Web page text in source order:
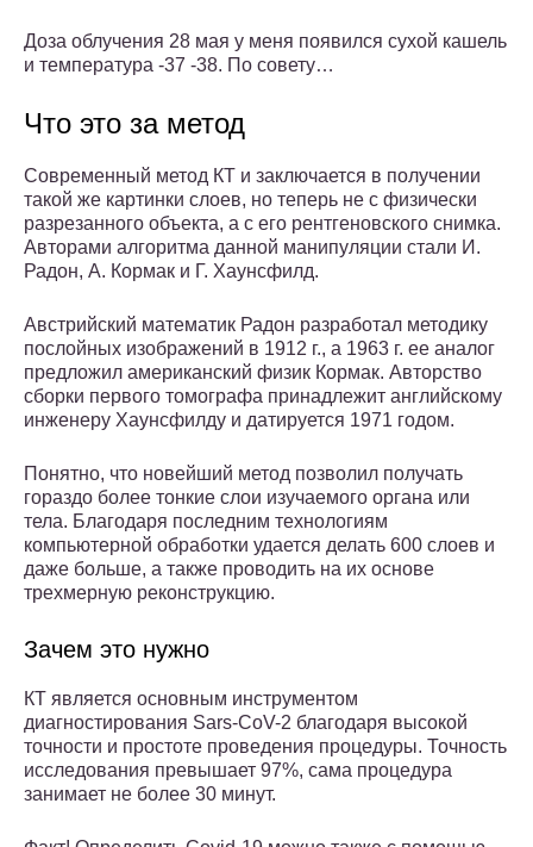
Доза облучения 28 мая у меня появился сухой кашель
и температура -37 -38. По совету…
Что это за метод
Современный метод КТ и заключается в получении
такой же картинки слоев, но теперь не с физически
разрезанного объекта, а с его рентгеновского снимка.
Авторами алгоритма данной манипуляции стали И.
Радон, А. Кормак и Г. Хаунсфилд.
Австрийский математик Радон разработал методику
послойных изображений в 1912 г., а 1963 г. ее аналог
предложил американский физик Кормак. Авторство
сборки первого томографа принадлежит английскому
инженеру Хаунсфилду и датируется 1971 годом.
Понятно, что новейший метод позволил получать
гораздо более тонкие слои изучаемого органа или
тела. Благодаря последним технологиям
компьютерной обработки удается делать 600 слоев и
даже больше, а также проводить на их основе
трехмерную реконструкцию.
Зачем это нужно
КТ является основным инструментом
диагностирования Sars-CoV-2 благодаря высокой
точности и простоте проведения процедуры. Точность
исследования превышает 97%, сама процедура
занимает не более 30 минут.